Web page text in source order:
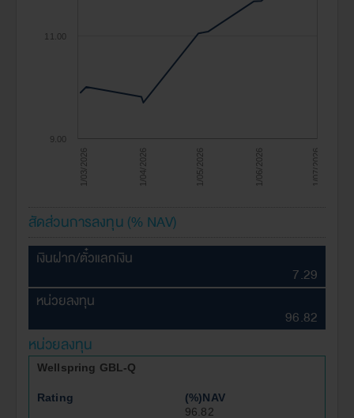
1/03/2026 1/04/2026 1/05/2026 1/06/2026 1/07/2026
9.00
11.00
สัดส่วนการลงทุน (% NAV)
เงินฝาก/ตั๋วแลกเงิน
7.29
หน่วยลงทุน
96.82
หน่วยลงทุน
Wellspring GBL-Q
Rating
(%)NAV
96.82